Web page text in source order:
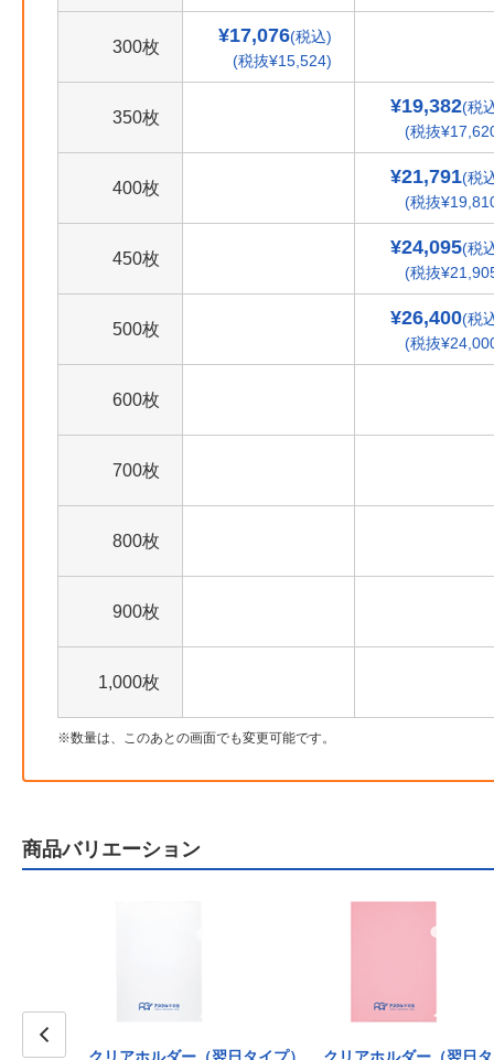
300枚
¥17,076(税込)
(税抜¥15,524)
350枚
¥19,382(税
(税抜
400枚
¥21,791(税
(税抜
450枚
¥24,095(税
(税抜
500枚
¥26,400(税
(税抜
600枚
700枚
800枚
900枚
1,000枚
数量は、このあとの画面でも変更可能です。
商品バリエーション